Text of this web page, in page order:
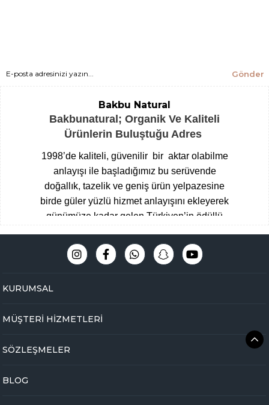
Gönder
Bakbu Natural
Bakbunatural; Organik Ve Kaliteli
Ürünlerin Buluştuğu Adres
1998’de kaliteli, güvenilir bir aktar olabilme
anlayışı ile başladığımız bu serüvende
doğallık, tazelik ve geniş ürün yelpazesine
birde güler yüzlü hizmet anlayışını ekleyerek
günümüze kadar gelen Türkiyen’in ödüllü
Baharatçısı, şimdide Bakbunatural ailesi
olarak online mağazamız ile hizmet
odaklı,eğitimli ve tecrübeli uzman kadromuz
planda tutarak Çengelköy mağazamızda
bakbunatural.com güvencesi ile devam
KURUMSAL
MÜŞTERİ HİZMETLERİ
SÖZLEŞMELER
BLOG